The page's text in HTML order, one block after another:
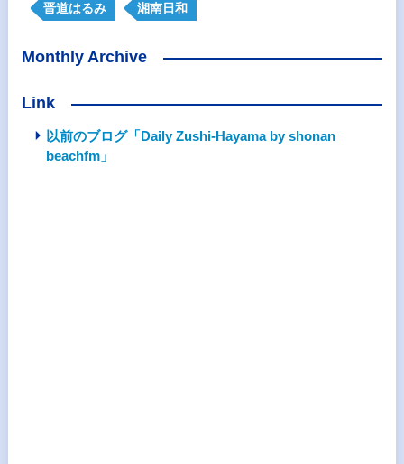
晋道はるみ 湘南日和
Monthly Archive
Link
以前のブログ「Daily Zushi-Hayama by shonan
beachfm」